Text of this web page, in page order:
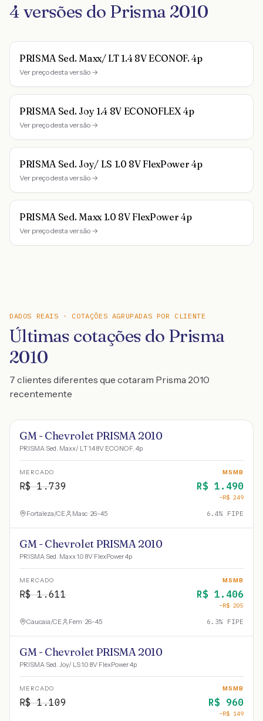
4versões do Prisma 2010
PRISMA Sed. Maxx/ LT 1.4 8V ECONOF. 4p
Ver preço desta versão →
PRISMA Sed. Joy 1.4 8V ECONOFLEX 4p
Ver preço desta versão →
PRISMA Sed. Joy/ LS 1.0 8V FlexPower 4p
Ver preço desta versão →
PRISMA Sed. Maxx 1.0 8V FlexPower 4p
Ver preço desta versão →
DADOS REAIS · COTAÇÕES AGRUPADAS POR CLIENTE
Últimas cotações do Prisma
2010
7 clientes diferentes que cotaram Prisma 2010
recentemente
GM - Chevrolet PRISMA 2010
PRISMA Sed. Maxx/ LT 1.4 8V ECONOF. 4p
MERCADO
R$1.739
MSMB
R$ 1.490
−R$ 249
Fortaleza/CE Masc · 26-45 6.4% FIPE
GM - Chevrolet PRISMA 2010
PRISMA Sed. Maxx 1.0 8V FlexPower 4p
MERCADO
R$1.611
MSMB
R$ 1.406
−R$ 205
Caucaia/CE Fem · 26-45 6.3% FIPE
GM - Chevrolet PRISMA 2010
PRISMA Sed. Joy/ LS 1.0 8V FlexPower 4p
MERCADO
R$1.109
MSMB
R$ 960
−R$ 149